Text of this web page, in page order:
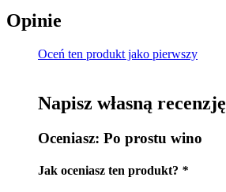
Opinie
Oceń ten produkt jako pierwszy
Napisz własną recenzję
Oceniasz: Po prostu wino
Jak oceniasz ten produkt? *